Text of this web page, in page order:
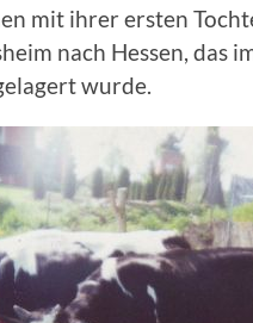
mit ihrer ersten
nach Hessen, das
wurde.